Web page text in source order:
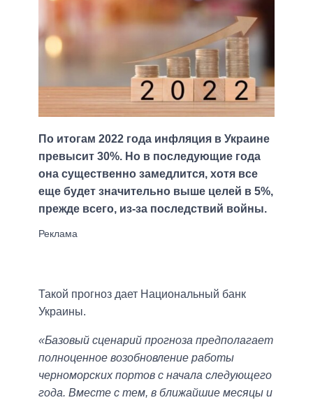
По итогам 2022 года инфляция в Украине
превысит 30%. Но в последующие года
она существенно замедлится, хотя все
еще будет значительно выше целей в 5%,
прежде всего, из-за последствий войны.
Такой прогноз дает Национальный банк
Украины.
«Базовый сценарий прогноза предполагает
полноценное возобновление работы
черноморских портов с начала следующего
года. Вместе с тем, в ближайшие месяцы и